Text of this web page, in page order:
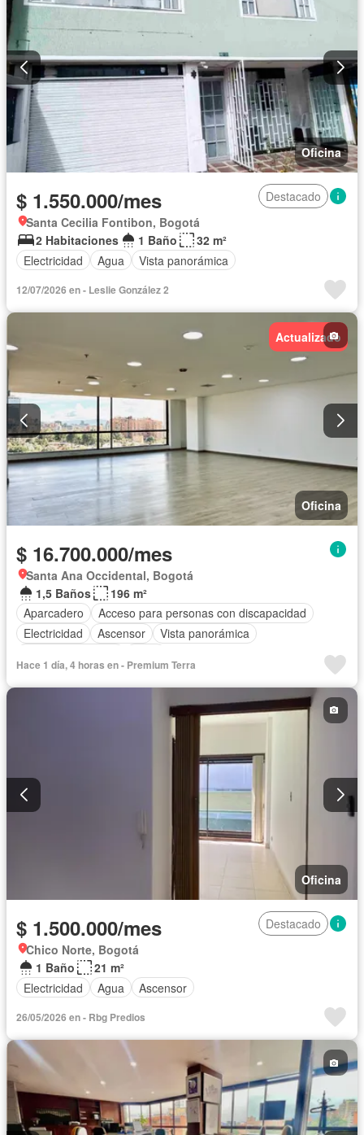
Oficina
$ 1.550.000/mes
Destacado
Santa Cecilia Fontibon, Bogotá
2 Habitaciones
1 Baño
32 m²
Electricidad
Agua Vista panorámica
12/07/2026 en - Leslie González 2
Actualizado
Oficina
$ 16.700.000/mes
Santa Ana Occidental, Bogotá
1,5 Baños
196 m²
Aparcadero
Acceso para personas con discapacidad
Electricidad
Ascensor
Vista panorámica
Hace 1 día, 4 horas en - Premium Terra
Oficina
$ 1.500.000/mes
Destacado
Chico Norte, Bogotá
1 Baño
21 m²
Electricidad
Agua Ascensor
26/05/2026 en - Rbg Predios